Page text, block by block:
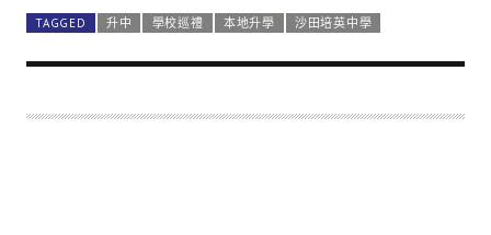
TAGGED 升中 學校巡禮 本地升學 沙田培英中學